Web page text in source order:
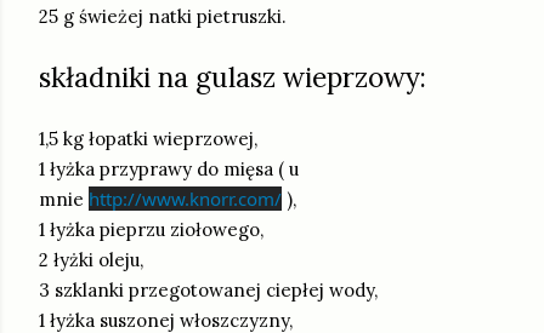
25 g świeżej natki pietruszki.
składniki na gulasz wieprzowy:
1,5 kg łopatki wieprzowej,
1 łyżka przyprawy do mięsa ( u
mnie http://www.knorr.com/ ),
1 łyżka pieprzu ziołowego,
2 łyżki oleju,
3 szklanki przegotowanej ciepłej wody,
1 łyżka suszonej włoszczyzny,